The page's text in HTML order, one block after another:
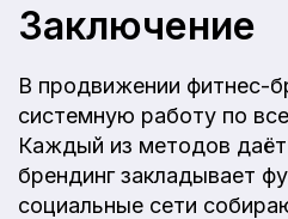
Заключение
В продвижении фитнес-
системную работу по
Каждый из методов даёт
брендинг закладывает
социальные сети